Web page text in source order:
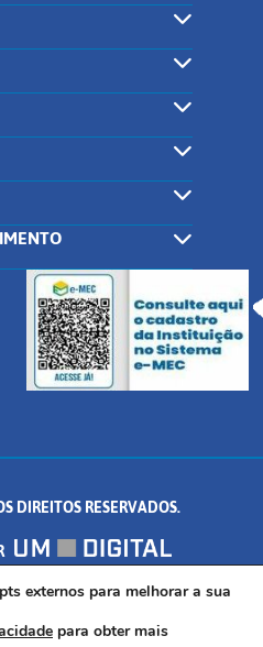
DIREITOS RESERVADOS.
PALMEIRAS, FORMIGA/MG - CEP:
externos para melhorar a sua
para obter mais